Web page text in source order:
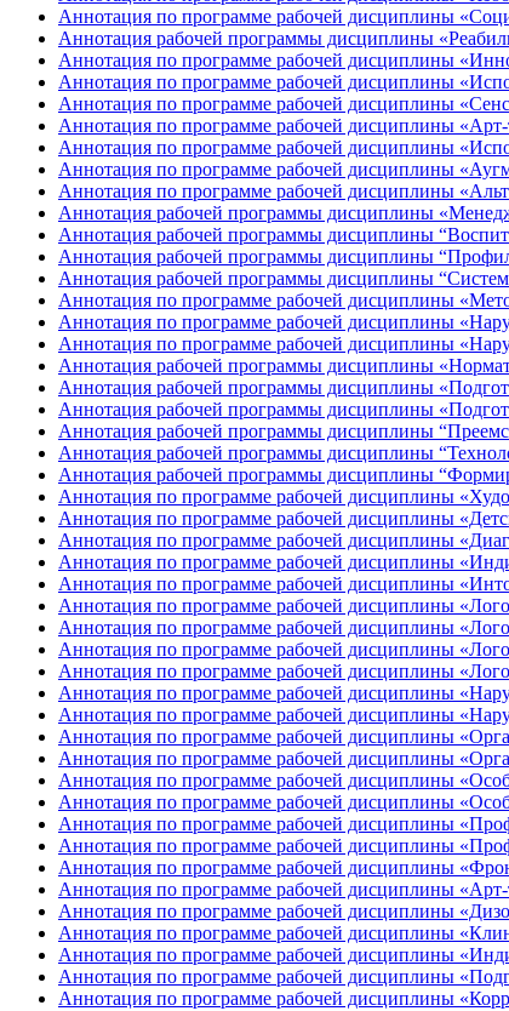
Аннотация по программе рабочей дисциплины
Аннотация рабочей программы дисциплины
Аннотация по программе рабочей дисциплины
Аннотация по программе рабочей дисциплины
Аннотация по программе рабочей дисциплины
Аннотация по программе рабочей дисциплины
Аннотация по программе рабочей дисциплины
Аннотация по программе рабочей дисциплины
Аннотация по программе рабочей дисциплины
Аннотация рабочей программы дисциплины
Аннотация рабочей программы дисциплины
Аннотация рабочей программы дисциплины
Аннотация рабочей программы дисциплины
Аннотация по программе рабочей дисциплины
Аннотация по программе рабочей дисциплины
Аннотация по программе рабочей дисциплины
Аннотация рабочей программы дисциплины
Аннотация рабочей программы дисциплины
Аннотация рабочей программы дисциплины
Аннотация рабочей программы дисциплины
Аннотация рабочей программы дисциплины
Аннотация рабочей программы дисциплины
Аннотация по программе рабочей дисциплины
Аннотация по программе рабочей дисциплины
Аннотация по программе рабочей дисциплины
Аннотация по программе рабочей дисциплины
Аннотация по программе рабочей дисциплины
Аннотация по программе рабочей дисциплины
Аннотация по программе рабочей дисциплины
Аннотация по программе рабочей дисциплины
Аннотация по программе рабочей дисциплины
Аннотация по программе рабочей дисциплины
Аннотация по программе рабочей дисциплины
Аннотация по программе рабочей дисциплины
Аннотация по программе рабочей дисциплины
Аннотация по программе рабочей дисциплины
Аннотация по программе рабочей дисциплины
Аннотация по программе рабочей дисциплины
Аннотация по программе рабочей дисциплины
Аннотация по программе рабочей дисциплины
Аннотация по программе рабочей дисциплины
Аннотация по программе рабочей дисциплины
Аннотация по программе рабочей дисциплины
Аннотация по программе рабочей дисциплины
Аннотация по программе рабочей дисциплины
Аннотация по программе рабочей дисциплины